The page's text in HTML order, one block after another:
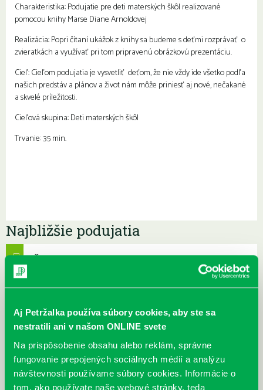
Aj Petržalka používa súbory cookies, aby ste sa
nestratili ani v našom ONLINE svete
Na prispôsobenie obsahu alebo reklám, správne
fungovanie prepojených sociálnych médií a analýzu
návštevnosti používame súbory cookies. Informácie o
tom, ako používate naše webové stránky, teda
Charakteristika: Podujatie pre deti materských škôl realizované
pomocou knihy Marse Diane Arnoldovej
Realizácia: Popri čítaní ukážok z knihy sa budeme s deťmi rozprávať o
zvieratkách a využívať pri tom pripravenú obrázkovú prezentáciu.
Cieľ: Cieľom podujatia je vysvetliť deťom, že nie vždy ide všetko podľa
našich predstáv a plánov a život nám môže priniesť aj nové, nečakané
a skvelé príležitosti.
Cieľová skupina: Deti materských škôl
Trvanie: 35 min.
Najbližšie podujatia
Čítame ušami. Audioknihy v
ponuke petržalskej knižnice
Každý deň
Odteraz si môžete v našej knižnici nielen požičať klasické
papierové knihy a e-knihy, a...
DNES
Výdajný knižný box dostupný 24/7
Každý deň